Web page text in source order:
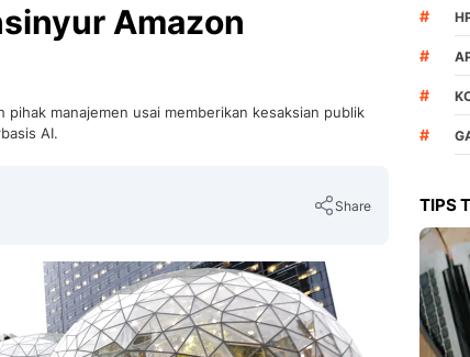
Amazon
manajemen usai memberikan kesaksian publik
AI.
Share
Copy Link
#
#
#
#
TIPS